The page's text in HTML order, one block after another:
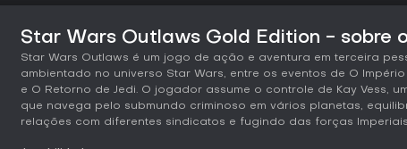
Star Wars Outlaws Gold Edition - sobre
Star Wars Outlaws é um jogo de ação e aventura em terceira
ambientado no universo Star Wars, entre os eventos de O
e O Retorno de Jedi. O jogador assume o controle de Kay Vess,
que navega pelo submundo criminoso em vários planetas,
relações com diferentes sindicatos e fugindo das forças